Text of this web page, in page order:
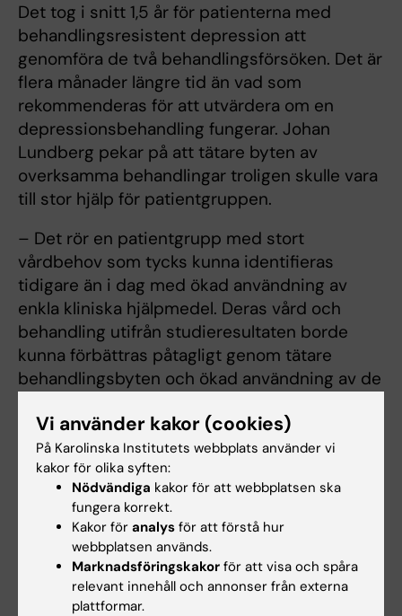
Det tog i snitt 1,5 år för patienterna med
behandlingsresistent depression att
genomföra de två behandlingsförsöken. Det är
flera månader längre tid än vad som
rekommenderas för att utvärdera om en
depressionsbehandling fungerar. Johan
Lundberg pekar på att tätare byten av
overksamma behandlingar troligen skulle vara
till stor hjälp för patientgruppen.
– Det rör en patientgrupp med stort
vårdbehov som tycks kunna identifieras
tidigare än i dag med ökad användning av
enkla kliniska hjälpmedel. Deras vård och
behandling utifrån studieresultaten borde
kunna förbättras påtagligt genom tätare
behandlingsbyten och ökad användning av de
behandlingsresistent depression, till exempel
läkemedlet litium, än vad som var fallet i
studiematerialet, säger Johan Lundberg.
Studien initierades och finansierades av
Region Stockholm och genomfördes i
samarbete med läkemedelsföretaget
Janssen-Cilag.
Vi använder kakor (cookies)
På Karolinska Institutets webbplats använder vi
kakor för olika syften:
Nödvändiga kakor för att webbplatsen ska
fungera korrekt.
Kakor för analys för att förstå hur
webbplatsen används.
Marknadsföringskakor för att visa och spåra
relevant innehåll och annonser från externa
plattformar.